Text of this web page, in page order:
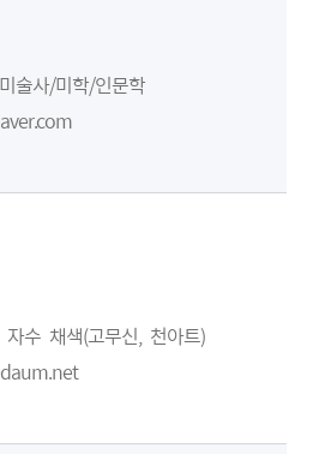
술사/미학/인문학
수 채색(고무신, 천아트)